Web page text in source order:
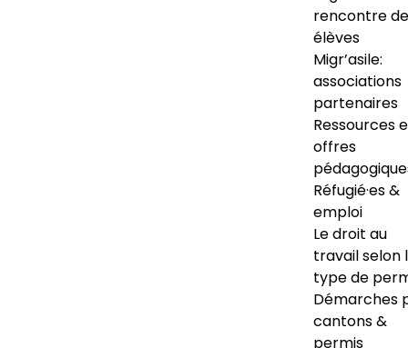
rencontre
élèves
Migr’asile:
associations
partenaires
Ressources
offres
Réfugié·es &
emploi
Le droit au
travail selon
type de
Démarches
cantons &
permis